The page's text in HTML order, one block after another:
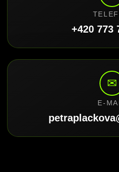
+420 773
✉
E-